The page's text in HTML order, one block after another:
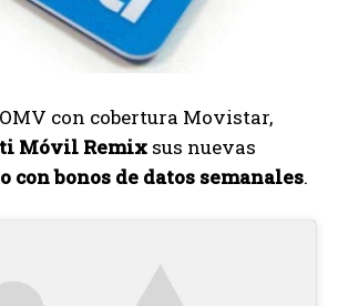
con cobertura Movistar,
Móvil Remix sus nuevas
con bonos de datos semanales.